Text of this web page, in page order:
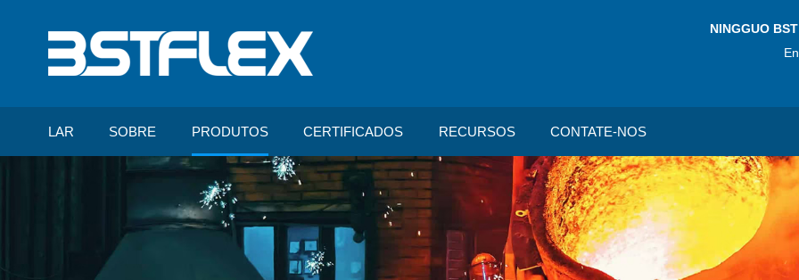
NINGGUO
LAR SOBRE PRODUTOS CERTIFICADOS RECURSOS CONTATE-NOS